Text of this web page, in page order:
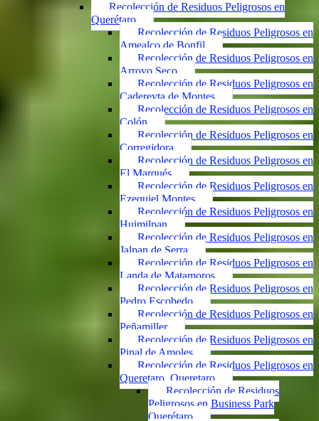
Recolección de Residuos Peligrosos en
Querétaro
Recolección de Residuos Peligrosos en
Amealco de Bonfil
Recolección de Residuos Peligrosos en
Arroyo Seco
Recolección de Residuos Peligrosos en
Cadereyta de Montes
Recolección de Residuos Peligrosos en
Colón
Recolección de Residuos Peligrosos en
Corregidora
Recolección de Residuos Peligrosos en
El Marqués
Recolección de Residuos Peligrosos en
Ezequiel Montes
Recolección de Residuos Peligrosos en
Huimilpan
Recolección de Residuos Peligrosos en
Jalpan de Serra
Recolección de Residuos Peligrosos en
Landa de Matamoros
Recolección de Residuos Peligrosos en
Pedro Escobedo
Recolección de Residuos Peligrosos en
Peñamiller
Recolección de Residuos Peligrosos en
Pinal de Amoles
Recolección de Residuos Peligrosos en
Queretaro, Queretaro
Recolección de Residuos
Peligrosos en Business Park
Querétaro